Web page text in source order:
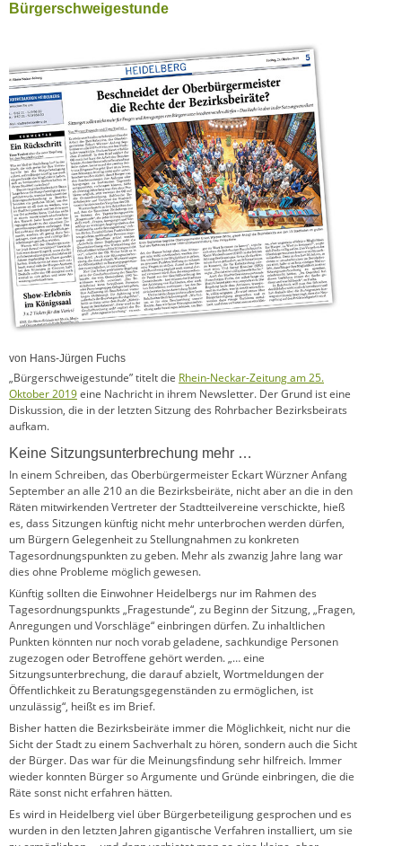
Bürgerschweigestunde
von Hans-Jürgen Fuchs
„Bürgerschweigestunde” titelt die Rhein-Neckar-Zeitung am 25.
Oktober 2019eine Nachricht in ihrem Newsletter. Der Grund ist eine
Diskussion, die in der letzten Sitzung des Rohrbacher Bezirksbeirats
aufkam.
Keine Sitzungsunterbrechung mehr …
In einem Schreiben, das Oberbürgermeister Eckart Würzner Anfang
September an alle 210 an die Bezirksbeiräte, nicht aber an die in den
Räten mitwirkenden Vertreter der Stadtteilvereine verschickte, hieß
es, dass Sitzungen künftig nicht mehr unterbrochen werden dürfen,
um Bürgern Gelegenheit zu Stellungnahmen zu konkreten
Tagesordnungspunkten zu geben. Mehr als zwanzig Jahre lang war
dies ohne Probleme möglich gewesen.
Künftig sollten die Einwohner Heidelbergs nur im Rahmen des
Tagesordnungspunkts „Fragestunde“, zu Beginn der Sitzung, „Fragen,
Anregungen und Vorschläge“ einbringen dürfen. Zu inhaltlichen
Punkten könnten nur noch vorab geladene, sachkundige Personen
zugezogen oder Betroffene gehört werden. „… eine
Sitzungsunterbrechung, die darauf abzielt, Wortmeldungen der
Öffentlichkeit zu Beratungsgegenständen zu ermöglichen, ist
unzulässig“, heißt es im Brief.
Bisher hatten die Bezirksbeiräte immer die Möglichkeit, nicht nur die
Sicht der Stadt zu einem Sachverhalt zu hören, sondern auch die Sicht
der Bürger. Das war für die Meinungsfindung sehr hilfreich. Immer
wieder konnten Bürger so Argumente und Gründe einbringen, die die
Räte sonst nicht erfahren hätten.
Es wird in Heidelberg viel über Bürgerbeteiligung gesprochen und es
wurden in den letzten Jahren gigantische Verfahren installiert, um sie